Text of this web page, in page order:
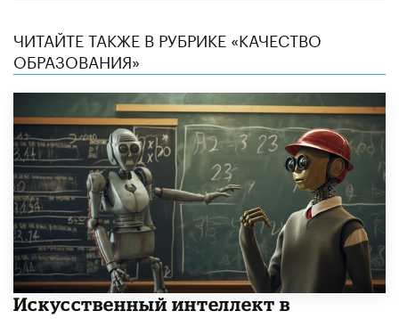
ЧИТАЙТЕ ТАКЖЕ В РУБРИКЕ «КАЧЕСТВО
ОБРАЗОВАНИЯ»
​Искусственный интеллект в